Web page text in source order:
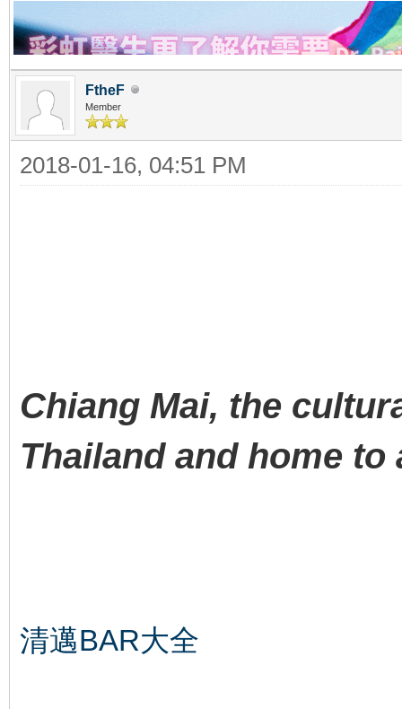
FtheF
Member
2018-01-16, 04:51 PM
Chiang Mai, the
Thailand and home
清邁BAR大全